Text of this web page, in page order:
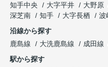
知手中央
大字平井 大野原
深芝南
知手 大字長栖
波
沿線から探す
鹿島線
大洗鹿島線 成田線
駅から探す